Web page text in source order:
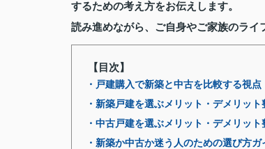
するための考え方をお伝えします。
読み進めながら、ご自身やご家族のライ
【目次】
・戸建購入で新築と中古を比較する視点
・新築戸建を選ぶメリット・デメリット
・中古戸建を選ぶメリット・デメリット
・新築か中古か迷う人のための選び方ガ